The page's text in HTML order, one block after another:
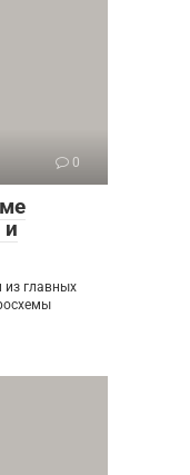
0
и
из главных